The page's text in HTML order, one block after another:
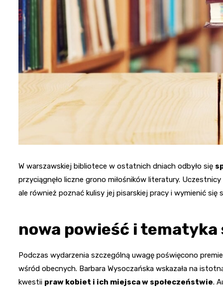
W warszawskiej bibliotece w ostatnich dniach odbyło się
przyciągnęło liczne grono miłośników literatury.
ale również poznać kulisy jej pisarskiej pracy i wymienić
nowa powieść i tematyka
Podczas wydarzenia szczególną uwagę poświęcono
wśród obecnych. Barbara Wysoczańska wskazała na
kwestii praw kobiet i ich miejsca w społeczeństwie.